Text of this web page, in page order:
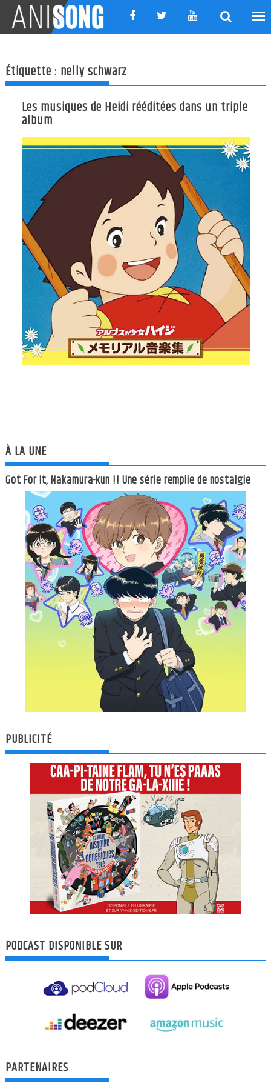
content
Étiquette : nelly schwarz
Les musiques de Heidi rééditées dans un triple
album
À LA UNE
Got For It, Nakamura-kun !! Une série remplie de nostalgie
PUBLICITÉ
PODCAST DISPONIBLE SUR
PARTENAIRES